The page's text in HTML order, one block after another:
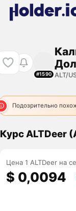
#1590 ALT/
Подозрительно
6446 ALT
Курс ALTDeer
Цена 1 ALTDeer на
$ 0,0094